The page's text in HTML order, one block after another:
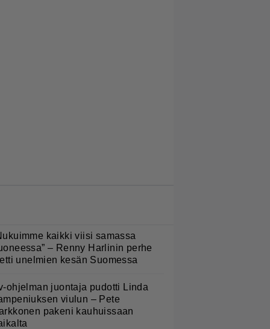
kaikki viisi samassa
– Renny Harlinin perhe
unelmien kesän Suomessa
ohjelman juontaja pudotti Linda
viulun – Pete
pakeni kauhuissaan